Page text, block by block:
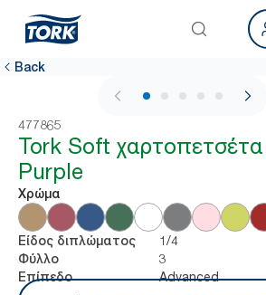
Back
1 / 6
477865
Tork Soft
Purple
Χρώμα
Είδος διπλώματος 1/4
Φύλλο 3
Επίπεδο
Advanced